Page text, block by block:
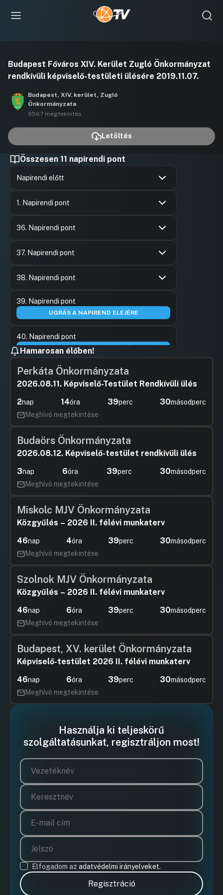
lejátszása
Budapest Főváros XIV. Kerület Zugló Önkormányzat
rendkívüli képviselő-testületi ülésére 2019.11.07.
Budapest, XIV. kerület, Zugló
Önkormányzata
9567 megtekintés
Letöltés
Összesen 11 napirendi pont
Napirendi előtt
1. Napirendi pont
36. Napirendi pont
37. Napirendi pont
38. Napirendi pont
39. Napirendi pont
UGRÁS A NAPIREND ELEJÉRE
40. Napirendi pont
UGRÁS A NAPIREND ELEJÉRE
41. Napirendi pont
42. Napirendi pont
43. Napirendi pont
HozzászólásokUgrás a napirendi pontra
Horváth
44. Napirendi pont
Hozzászólások Ugrás a napirendi pontra
Horváth
Hamarosan élőben!
Perkáta Önkormányzata
2026.08.11. Képviselő-Testület Rendkívüli ülés
2nap 14óra 39perc 30másodperc
Meghívó megtekintése
Budaörs Önkormányzata
2026.08.12. Képviselő-testület rendkívüli ülés
3nap 6óra 39perc 30másodperc
Meghívó megtekintése
Miskolc MJV Önkormányzata
Közgyűlés – 2026 II. félévi munkaterv
46nap 4óra 39perc 30másodperc
Meghívó megtekintése
Szolnok MJV Önkormányzata
Közgyűlés – 2026 II. félévi munkaterv
46nap 6óra 39perc 30másodperc
Meghívó megtekintése
Budapest, XV. kerület Önkormányzata
Képviselő-testület 2026 II. félévi munkaterv
46nap 6óra 39perc 30másodperc
Meghívó megtekintése
Használja ki teljeskörű
szolgáltatásunkat, regisztráljon most!
Elfogadom az adatvédelmi irányelveket.
Regisztráció